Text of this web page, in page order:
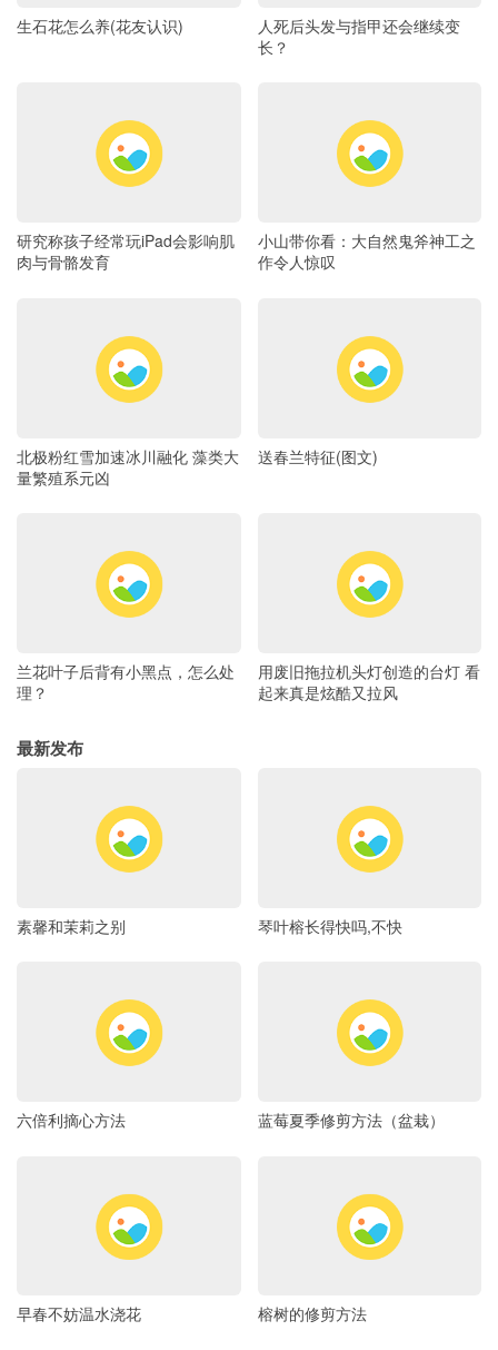
生石花怎么养(花友认识)
人死后头发与指甲还会继续变
长？
研究称孩子经常玩iPad会影响肌
肉与骨骼发育
小山带你看：大自然鬼斧神工之
作令人惊叹
北极粉红雪加速冰川融化 藻类大
量繁殖系元凶
送春兰特征(图文)
兰花叶子后背有小黑点，怎么处
理？
用废旧拖拉机头灯创造的台灯 看
起来真是炫酷又拉风
最新发布
素馨和茉莉之别 琴叶榕长得快吗,不快
六倍利摘心方法 蓝莓夏季修剪方法（盆栽）
早春不妨温水浇花 榕树的修剪方法